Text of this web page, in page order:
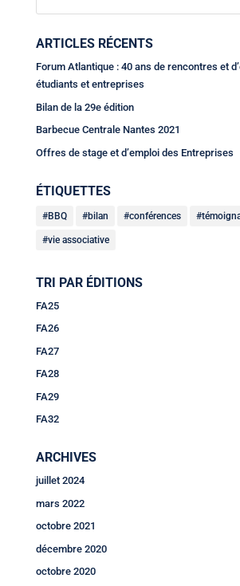
ARTICLES RÉCENTS
Forum Atlantique : 40 ans de rencontres et
étudiants et entreprises
Bilan de la 29e édition
Barbecue Centrale Nantes 2021
Offres de stage et d’emploi des Entreprises
ÉTIQUETTES
BBQ bilan conférences
vie associative
TRI PAR ÉDITIONS
FA25
FA26
FA27
FA28
FA29
FA32
ARCHIVES
juillet 2024
mars 2022
octobre 2021
décembre 2020
octobre 2020